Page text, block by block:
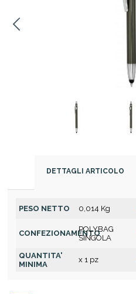
DETTAGLI ARTICOLO
PESO NETTO 0,014 Kg
CONFEZIONAMENTO
POLYBAG
SINGOLA
QUANTITA'
MINIMA
x 1 pz